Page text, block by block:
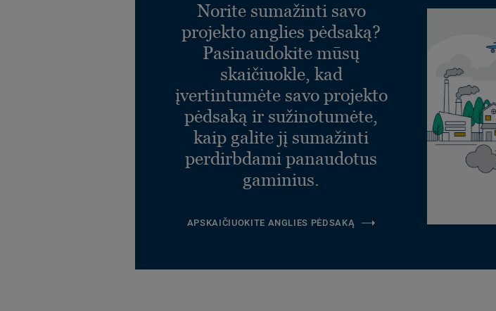
Norite sumažinti savo
projekto anglies pėdsaką?
Pasinaudokite mūsų
skaičiuokle, kad
įvertintumėte savo projekto
pėdsaką ir sužinotumėte,
kaip galite jį sumažinti
perdirbdami panaudotus
gaminius.
APSKAIČIUOKITE ANGLIES PĖDSAKĄ